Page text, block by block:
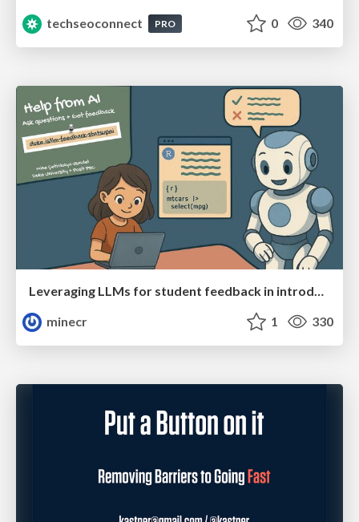
techseoconnect PRO 0 340
Leveraging LLMs for student feedback in introductory data science courses - posit::conf(2025)
minecr
1 330